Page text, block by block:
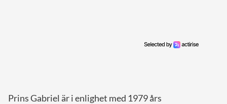
Prins Gabriel är i enlighet med 1979 års